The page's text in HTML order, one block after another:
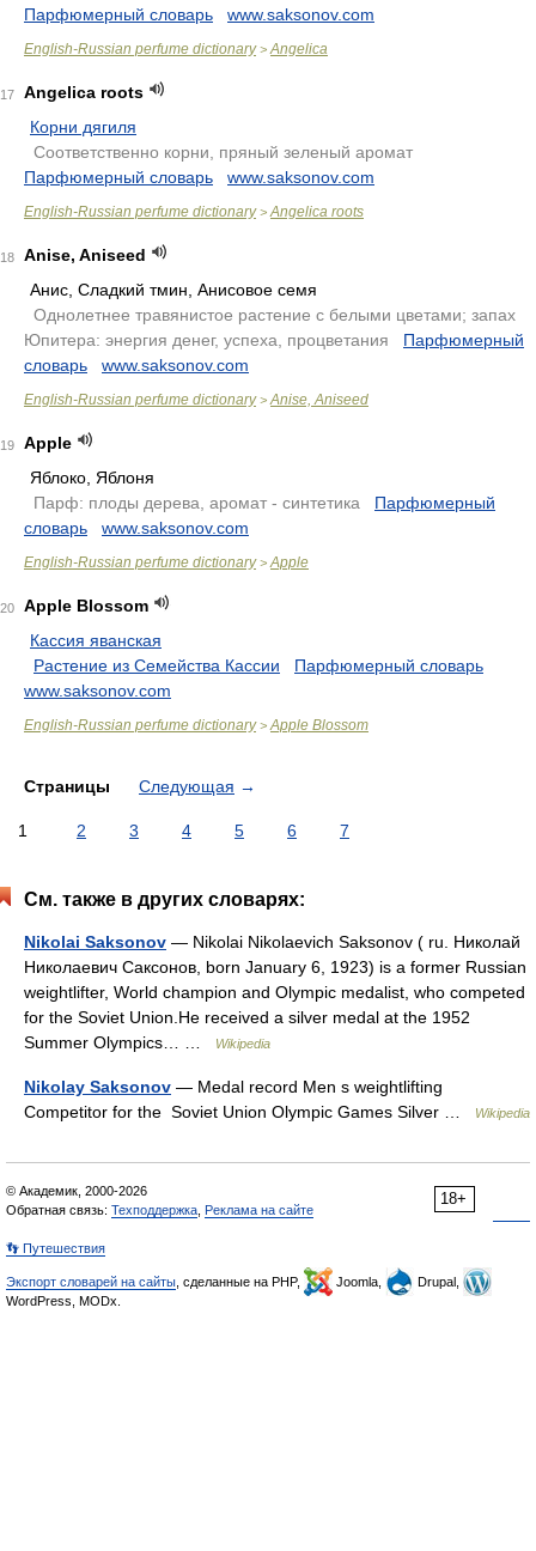
Парфюмерный словарь
www.saksonov.com
English-Russian perfume dictionary> Angelica
17
Angelica roots
Корни дягиля
Соответственно корни, пряный зеленый аромат
Парфюмерный словарь
www.saksonov.com
English-Russian perfume dictionary> Angelica roots
18
Anise, Aniseed
Анис, Сладкий тмин, Анисовое семя
Однолетнее травянистое растение с белыми цветами; запах
Юпитера: энергия денег, успеха, процветания
Парфюмерный
словарь
www.saksonov.com
English-Russian perfume dictionary> Anise, Aniseed
19
Apple
Яблоко, Яблоня
Парф: плоды дерева, аромат - синтетика
Парфюмерный
словарь
www.saksonov.com
English-Russian perfume dictionary> Apple
20
Apple Blossom
Кассия яванская
Растение из Семейства Кассии Парфюмерный словарь
www.saksonov.com
English-Russian perfume dictionary> Apple Blossom
Страницы Следующая →
1 2 3 4 5 6 7
См. также в других словарях:
Nikolai Saksonov — Nikolai Nikolaevich Saksonov ( ru. Николай
Николаевич Саксонов, born January 6, 1923) is a former Russian
weightlifter, World champion and Olympic medalist, who competed
for the Soviet Union.He received a silver medal at the 1952
Summer Olympics… …
Wikipedia
Nikolay Saksonov — Medal record Men s weightlifting
Competitor for the Soviet Union Olympic Games Silver …
Wikipedia
18+
© Академик, 2000-2026
Обратная связь: Техподдержка Реклама на сайте
👣 Путешествия
Экспорт словарей на сайты , сделанные на PHP, Joomla,
Drupal,
WordPress, MODx.